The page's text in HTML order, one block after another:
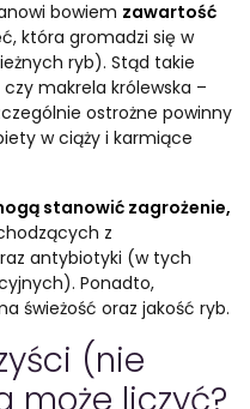
bowiem zawartość
która gromadzi się w
ryb). Stąd takie
makrela królewska –
ostrożne powinny
w ciąży i karmiące
stanowić zagrożenie,
z
antybiotyki (w tych
Ponadto,
świeżość oraz jakość ryb.
(nie